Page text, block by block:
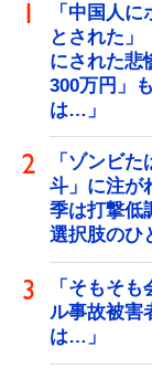
「中国人
とされた
にされた
300万円」
は…」
「ゾンビ
斗」に注が
季は打撃低
選択肢のひ
「そもそ
ル事故被害
は…」